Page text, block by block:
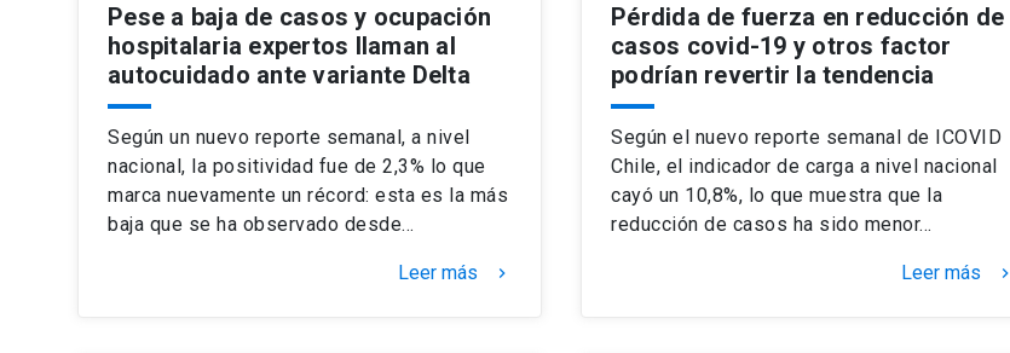
Pese a baja de casos y ocupación
hospitalaria expertos llaman al
autocuidado ante variante Delta
Según un nuevo reporte semanal, a nivel
nacional, la positividad fue de 2,3% lo que
marca nuevamente un récord: esta es la más
baja que se ha observado desde…
Leer más keyboard_arrow_right
Pérdida de fuerza en reducción de
casos covid-19 y otros factor
podrían revertir la tendencia
Según el nuevo reporte semanal de ICOVID
Chile, el indicador de carga a nivel nacional
cayó un 10,8%, lo que muestra que la
reducción de casos ha sido menor…
Leer más keyboard_arrow_right